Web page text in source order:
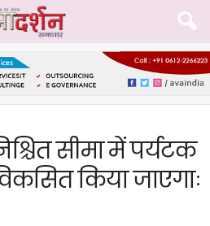
सीमा में पर्यटक
किया जाएगाः